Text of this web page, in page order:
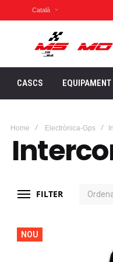
Català
CASCS EQUIPAMENT
Home Electrònica-Gps
FILTER
NOU